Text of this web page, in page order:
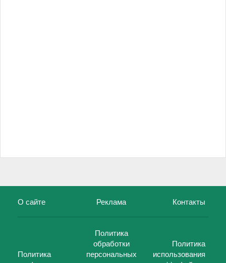
О сайте Реклама Контакты
Политика
Политика
обработки
персональных
Политика
использования